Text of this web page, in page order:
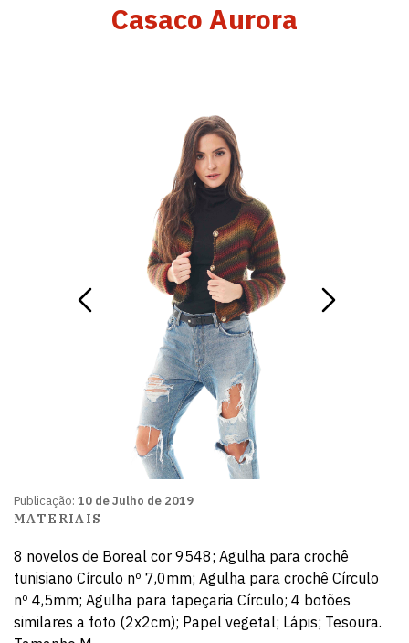
Casaco Aurora
10 de Julho de 2019
8 novelos de Boreal cor 9548; Agulha para crochê
tunisiano Círculo nº 7,0mm; Agulha para crochê Círculo
similares a foto (2x2cm); Papel vegetal; Lápis; Tesoura.
Tamanho M
Ver gráficos